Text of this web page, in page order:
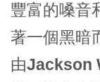
豐富的嗓音
著一個黑暗
由Jackson